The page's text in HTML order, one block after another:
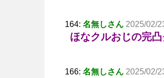
164: 名無しさん 2025/02/
ほなクルおじの完
166: 名無しさん 2025/02/